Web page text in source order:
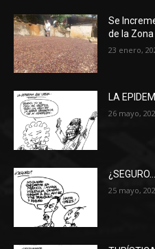
Se
de la
23 enero,
LA
26 mayo,
25 mayo,